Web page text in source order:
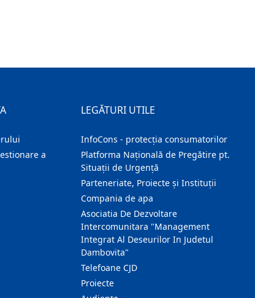
a
LEGĂTURI UTILE
InfoCons - protecția consumatorilor
Platforma Națională de Pregătire pt.
Situații de Urgență
Parteneriate, Proiecte și Instituții
Compania de apa
Asociatia De Dezvoltare
Intercomunitara "Management
Integrat Al Deseurilor In Judetul
Dambovita"
Telefoane CJD
Proiecte